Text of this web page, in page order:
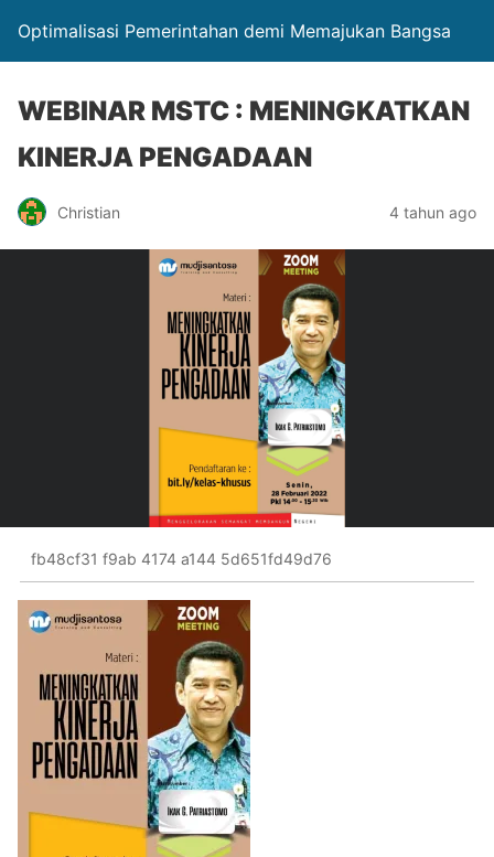
Optimalisasi Pemerintahan demi Memajukan Bangsa
WEBINAR MSTC : MENINGKATKAN
KINERJA PENGADAAN
Christian 4 tahun ago
fb48cf31 f9ab 4174 a144 5d651fd49d76